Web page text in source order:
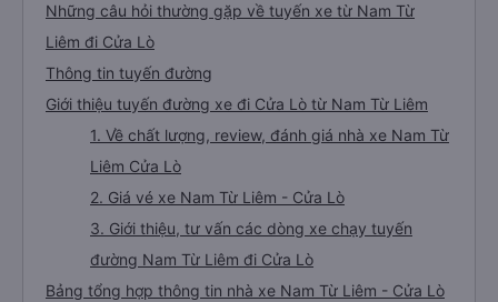
Những câu hỏi thường gặp về tuyến xe từ Nam Từ
Liêm đi Cửa Lò
Thông tin tuyến đường
Giới thiệu tuyến đường xe đi Cửa Lò từ Nam Từ Liêm
1. Về chất lượng, review, đánh giá nhà xe Nam Từ
Liêm Cửa Lò
2. Giá vé xe Nam Từ Liêm - Cửa Lò
3. Giới thiệu, tư vấn các dòng xe chạy tuyến
đường Nam Từ Liêm đi Cửa Lò
Bảng tổng hợp thông tin nhà xe Nam Từ Liêm - Cửa Lò